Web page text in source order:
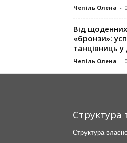
Чепіль Олена -
Від
«бронзи»:
танцівниць у
Чепіль Олена -
Структура
Структура